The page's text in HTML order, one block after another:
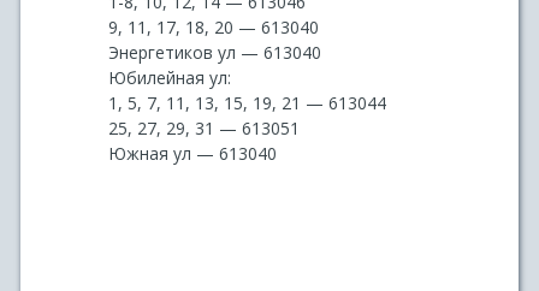
9, 11, 17, 18, 20 — 613040
Энергетиков ул — 613040
Юбилейная ул:
1, 5, 7, 11, 13, 15, 19, 21 — 613044
25, 27, 29, 31 — 613051
Южная ул — 613040